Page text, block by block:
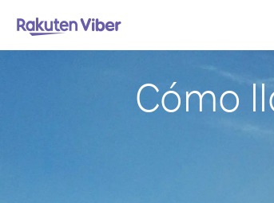
Cómo